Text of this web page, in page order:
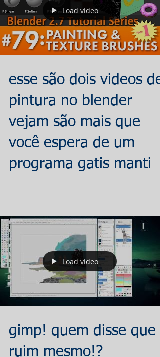
Load video
esse são dois videos de
pintura no blender
vejam são mais que
você espera de um
programa gatis manti
Load video
gimp! quem disse que
ruim mesmo!?